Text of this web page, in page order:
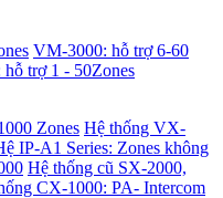
VM-3000: hỗ trợ 6-60
trợ 1 - 50Zones
Zones Hệ thống VX-
IP-A1 Series: Zones không
Hệ thống cũ SX-2000,
CX-1000: PA- Intercom